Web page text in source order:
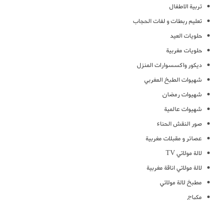
تربية الاطفال
تعليم ربطات و لفات الحجاب
حلويات العيد
حلويات مغربية
ديكور واكسسوارات المنزل
شهيوات الطبخ المغربي
شهيوات رمضان
شهيوات عالمية
صور النقش الحناء
عصائر و مقبلات مغربية
لالة مولاتي TV
لالة مولاتي اناقة مغربية
مطبخ لالة مولاتي
مكياج